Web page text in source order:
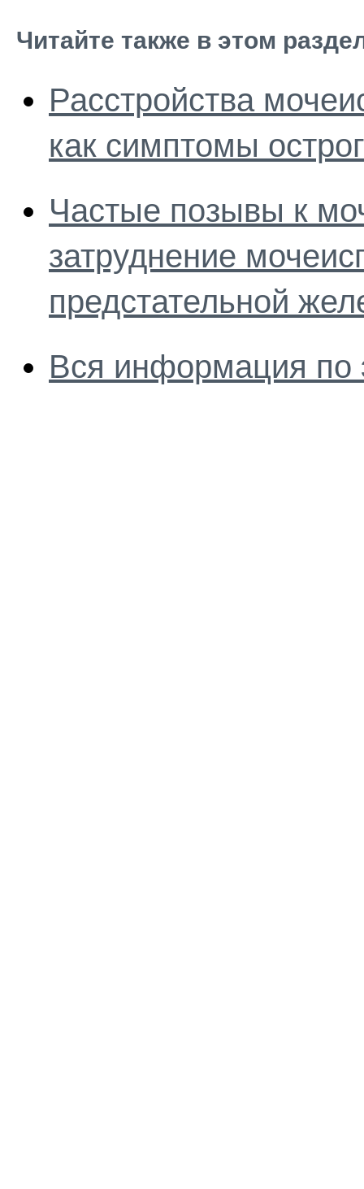
Читайте также в этом
Расстройства
как симптомы
Частые позывы к
затруднение
предстательной
Вся информация по